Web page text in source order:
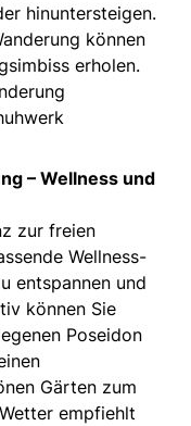
hinuntersteigen.
können
erholen.
– Wellness und
zur freien
Wellness-
entspannen und
können Sie
Poseidon
Gärten zum
empfiehlt